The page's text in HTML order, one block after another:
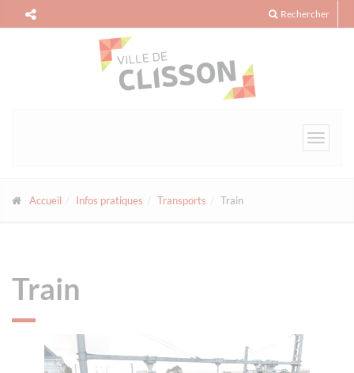
Rechercher
Toggle
Accueil Infos pratiques Transports Train
Train
Panneau de gestion des cookies